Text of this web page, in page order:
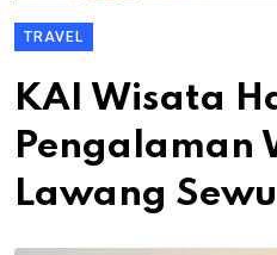
TRAVEL
KAI Wisata
Pengalaman
Lawang Sewu